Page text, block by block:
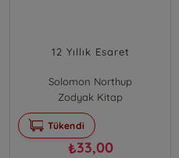
12 Yıllık Esaret
Solomon Northup
Zodyak Kitap
Tükendi
₺33,00